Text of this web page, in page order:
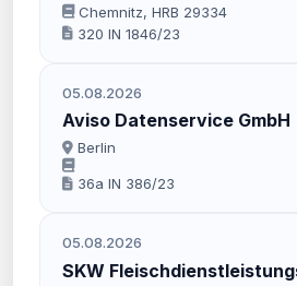
Chemnitz, HRB 29334
320 IN 1846/23
05.08.2026
Aviso Datenservice GmbH
Berlin
36a IN 386/23
05.08.2026
SKW